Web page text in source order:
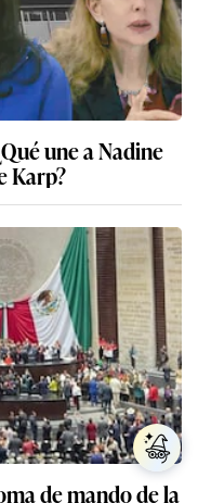
une a Nadine
Karp?
de mando de la